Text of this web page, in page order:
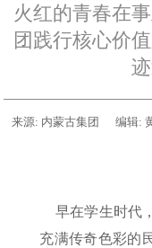
火红的青春在
团践行核心价
来源: 内蒙古集团 编辑:
早在学生时代
充满传奇色彩的